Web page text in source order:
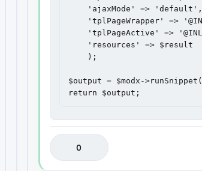
    'ajaxMode' => 'default',
'tplPageWrapper' =>
'tplPageActive' =>
    'resources' => $result
    );
$output = $modx-
return $output;
0